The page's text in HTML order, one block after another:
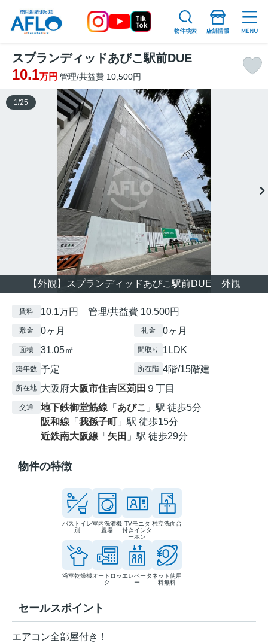
スプランディッドあびこ駅前DUE
10.1万円 管理/共益費 10,500円
【外観】スプランディッドあびこ駅前DUE 外観
1 /25
賃料 10.1万円 管理/共益費 10,500円
敷金 0ヶ月 礼金 0ヶ月
面積 31.05㎡ 間取り 1LDK
築年数 予定 所在階 4階/15階建
所在地 大阪府大阪市住吉区苅田 ９丁目
交通 地下鉄御堂筋線 「 あびこ 」駅 徒歩5分
阪和線 「 我孫子町 」駅 徒歩15分
近鉄南大阪線 「 矢田 」駅 徒歩29分
物件の特徴
バストイレ
別
室内洗濯機
置場
TVモニタ
付きインタ
ーホン
独立洗面台
浴室乾燥機オートロッ
ク
エレベータ
ー
ネット使用
料無料
セールスポイント
エアコン全部屋付き！